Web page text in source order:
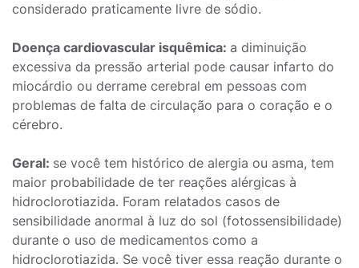
considerado praticamente livre de sódio.
Doença cardiovascular isquêmica: a diminuição
excessiva da pressão arterial pode causar infarto do
miocárdio ou derrame cerebral em pessoas com
problemas de falta de circulação para o coração e o
cérebro.
Geral: se você tem histórico de alergia ou asma, tem
maior probabilidade de ter reações alérgicas à
hidroclorotiazida. Foram relatados casos de
sensibilidade anormal à luz do sol (fotossensibilidade)
durante o uso de medicamentos como a
hidroclorotiazida. Se você tiver essa reação durante o